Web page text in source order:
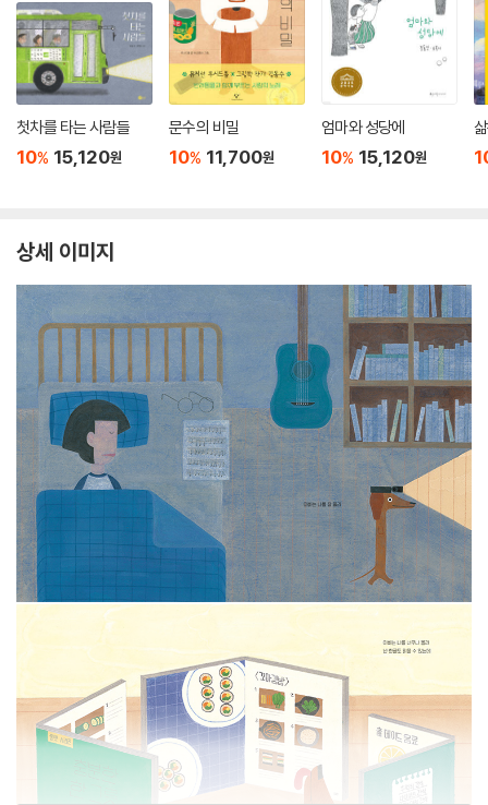
첫차를 타는 사람들
10% 15,120원
문수의 비밀
10% 11,700원
엄마와 성당에
10% 15,120원
상세 이미지